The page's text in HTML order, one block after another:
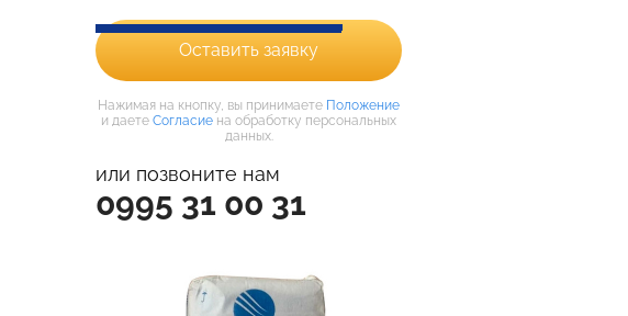
Оставить заявку
Нажимая на кнопку, вы принимаете Положение
и даете Согласие на обработку персональных
данных.
или позвоните нам
0995 31 00 31